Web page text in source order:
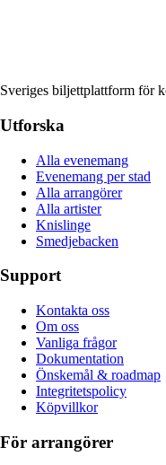
Sveriges biljettplattform för
Utforska
Alla evenemang
Evenemang per stad
Alla arrangörer
Alla artister
Knislinge
Smedjebacken
Support
Kontakta oss
Om oss
Vanliga frågor
Dokumentation
Önskemål & roadmap
Integritetspolicy
Köpvillkor
För arrangörer